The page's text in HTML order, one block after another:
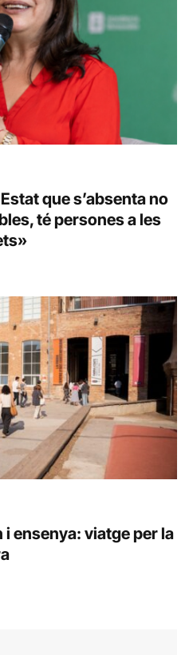
que s’absenta no
té persones a les
i ensenya: viatge per la